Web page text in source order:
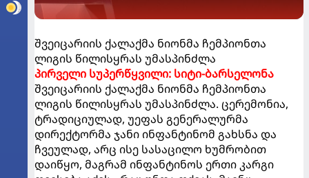
შვეიცარიის ქალაქმა ნიონმა ჩემპიონთა
ლიგის წილისყრას უმასპინძლა
პირველი სუპერწყვილი: სიტი-ბარსელონა
შვეიცარიის ქალაქმა ნიონმა ჩემპიონთა
ლიგის წილისყრას უმასპინძლა. ცერემონია,
ტრადიციულად, უეფას გენერალურმა
დირექტორმა ჯანი ინფანტინომ გახსნა და
ჩვეულად, არც ისე სასაცილო ხუმრობით
დაიწყო, მაგრამ ინფანტინოს ერთი კარგი